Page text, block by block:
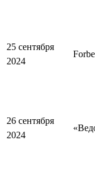
25 сентября
2024
26 сентября
2024